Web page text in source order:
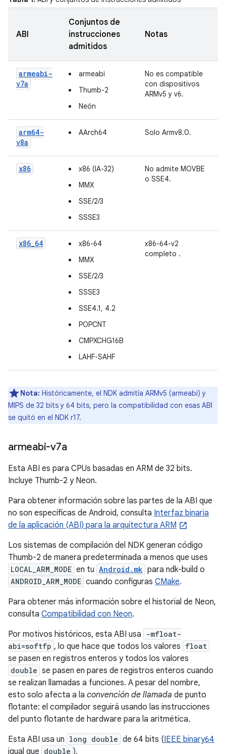
ABI
Conjuntos de
instrucciones
admitidos
Notas
armeabi-
v7a
armeabi
Thumb-2
Neón
No es compatible
con dispositivos
ARMv5 y v6.
arm64-
v8a
AArch64 Solo Armv8.0.
x86
x86 (IA-32)
MMX
SSE/2/3
SSSE3
No admite MOVBE
o SSE4.
x86_64
x86-64
MMX
SSE/2/3
SSSE3
SSE4.1, 4.2
POPCNT
CMPXCHG16B
LAHF-SAHF
x86-64-v2
completo .
Nota: Históricamente, el NDK admitía ARMv5 (armeabi) y
MIPS de 32 bits y 64 bits, pero la compatibilidad con esas ABI
se quitó en el NDK r17.
armeabi-v7a
Esta ABI es para CPUs basadas en ARM de 32 bits.
Incluye Thumb-2 y Neon.
Para obtener información sobre las partes de la ABI que
no son específicas de Android, consulta Interfaz binaria
de la aplicación (ABI) para la arquitectura ARM
Los sistemas de compilación del NDK generan código
Thumb-2 de manera predeterminada a menos que uses
LOCAL_ARM_MODE en tu Android.mk para ndk-build o
ANDROID_ARM_MODE cuando configuras CMake.
Para obtener más información sobre el historial de Neon,
consulta Compatibilidad con Neon.
Por motivos históricos, esta ABI usa
-mfloat-
abi=softfp , lo que hace que todos los valores float
se pasen en registros enteros y todos los valores
double se pasen en pares de registros enteros cuando
se realizan llamadas a funciones. A pesar del nombre,
esto solo afecta a la convención de llamada de punto
flotante: el compilador seguirá usando las instrucciones
del punto flotante de hardware para la aritmética.
Esta ABI usa un long double de 64 bits (IEEE binary64
igual que double ).